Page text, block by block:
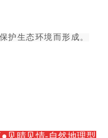
护生态环境而形成。